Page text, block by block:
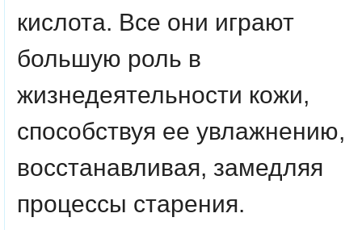
кислота. Все они играют
большую роль в
жизнедеятельности кожи,
способствуя ее увлажнению,
восстанавливая, замедляя
процессы старения.